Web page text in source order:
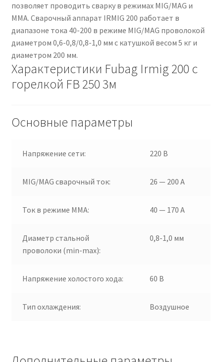
позволяет проводить сварку в режимах MIG/MAG и
ММА. Сварочный аппарат IRMIG 200 работает в
диапазоне тока 40-200 в режиме MIG/MAG проволокой
диаметром 0,6-0,8/0,8-1,0 мм с катушкой весом 5 кг и
диаметром 200 мм.
Характеристики Fubag Irmig 200 с
горелкой FB 250 3м
Основные параметры
Напряжение сети: 220 В
MIG/MAG cварочный ток: 26 — 200 А
Ток в режиме ММА: 40 — 170 А
Диаметр стальной
проволоки (min-max):
0,8-1,0 мм
Напряжение холостого хода: 60 В
Тип охлаждения: Воздушное